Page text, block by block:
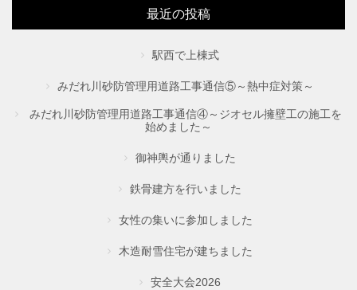
最近の投稿
駅西で上棟式
みだれ川砂防管理用道路工事通信⑤～熱中症対策～
みだれ川砂防管理用道路工事通信④～ジオセル擁壁工の施工を
始めました～
御神輿が通りました
鉄骨建方を行いました
女性の集いに参加しました
木造耐雪住宅が建ちました
安全大会2026